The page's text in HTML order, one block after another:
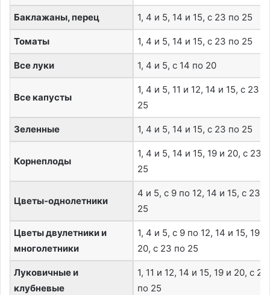
Баклажаны, перец 1, 4 и 5, 14 и 15, с 23 по 25
Томаты 1, 4 и 5, 14 и 15, с 23 по 25
Все луки 1, 4 и 5, с 14 по 20
Все капусты
1, 4 и 5, 11 и 12, 14 и 15, с 23
25
Зеленные 1, 4 и 5, 14 и 15, с 23 по 25
Корнеплоды
1, 4 и 5, 14 и 15, 19 и 20, с 23
25
Цветы-однолетники
4 и 5, с 9 по 12, 14 и 15, с 23
25
Цветы двулетники и
многолетники
1, 4 и 5, с 9 по 12, 14 и 15, 19 и
20, с 23 по 25
Луковичные и
клубневые
1, 11 и 12, 14 и 15, 19 и 20, с 23
по 25